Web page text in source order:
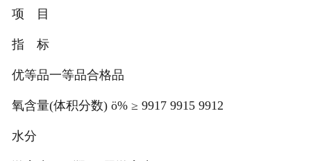
项 目
指 标
优等品一等品合格品
氧含量(体积分数) ö% ≥ 9917 9915 9912
水分